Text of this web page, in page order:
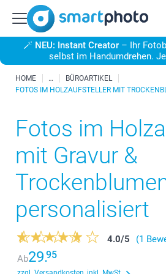
🪄 NEU: Instant Creator – Ihr
selbst im Handumdrehen.
HOME
BÜROARTIKEL
FOTOS IM HOLZAUFSTELLER MIT
Fotos im
mit Gravur &
personalisiert
4.0/5
(1
Ab29.95